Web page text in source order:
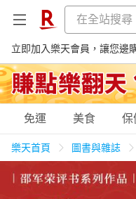
立即加入樂天會員，讓您邊
購物網分類
天天免運 美食蛋糕
免運 美食 保
樂天首頁 圖書與雜誌